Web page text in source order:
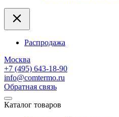
Распродажа
Москва
+7 (495) 643-18-90
info@comtermo.ru
Обратная связь
Каталог товаров